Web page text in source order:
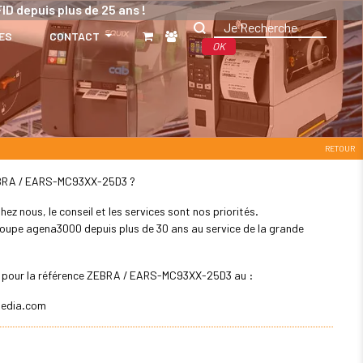
depuis plus de 25 ans !
CONTACT
OK
RETOUR
/ EARS-MC93XX-25D3 ?
nous, le conseil et les services sont nos priorités.
agena3000 depuis plus de 30 ans au service de la grande
la référence ZEBRA / EARS-MC93XX-25D3 au :